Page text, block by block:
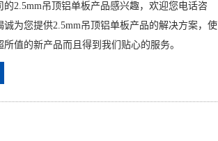
的2.5mm吊顶铝单板产品感兴趣，欢迎您电话咨
诚为您提供2.5mm吊顶铝单板产品的解决方案，使
值的新产品而且得到我们贴心的服务。